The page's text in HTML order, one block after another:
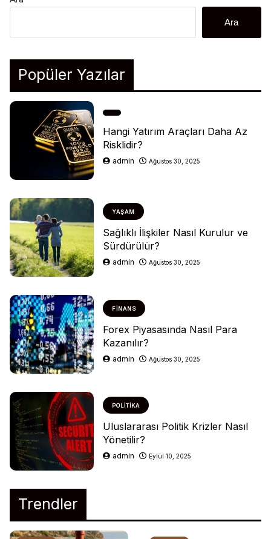
Ara
Popüler Yazılar
Hangi Yatırım Araçları Daha Az
Risklidir?
admin Ağustos 30, 2025
YAŞAM
Sağlıklı İlişkiler Nasıl Kurulur ve
Sürdürülür?
admin Ağustos 30, 2025
FINANS
Forex Piyasasında Nasıl Para
Kazanılır?
admin Ağustos 30, 2025
POLITIKA
Uluslararası Politik Krizler Nasıl
Yönetilir?
admin Eylül 10, 2025
Trendler